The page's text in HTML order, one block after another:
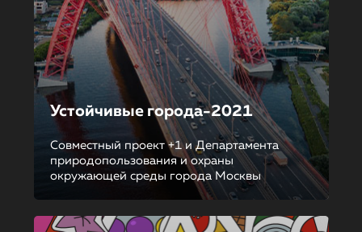
Устойчивые города-2021
Совместный проект +1 и Департамента
природопользования и охраны
окружающей среды города Москвы